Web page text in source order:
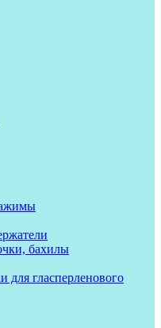
бахилы
гласперленового